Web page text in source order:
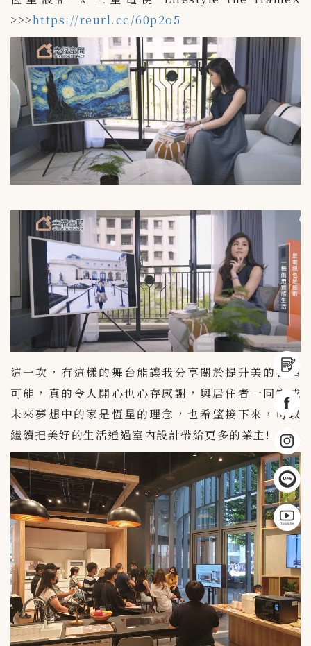
>>>https://reurl.cc/60p2o5
這一次，有這樣的舞台能讓我分享關於提升美的各種
可能，真的令人開心也心存感謝，與居住者一同完成
未來夢想中的家是恆星的理念，也希望接下來，可以
繼續把美好的生活通過室內設計帶給更多的業主!